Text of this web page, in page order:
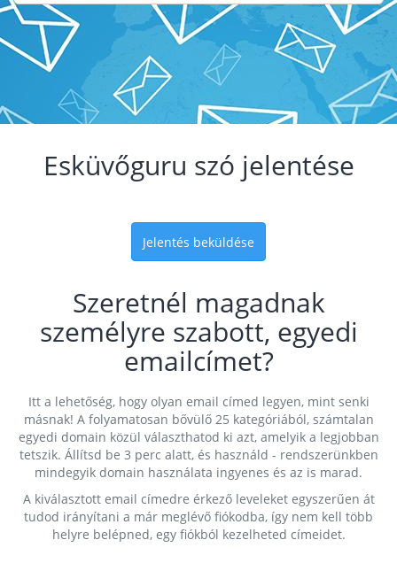
Esküvőguru szó jelentése
Jelentés beküldése
Szeretnél magadnak
személyre szabott, egyedi
emailcímet?
Itt a lehetőség, hogy olyan email címed legyen, mint senki
másnak! A folyamatosan bővülő 25 kategóriából, számtalan
egyedi domain közül választhatod ki azt, amelyik a legjobban
tetszik. Állítsd be 3 perc alatt, és használd - rendszerünkben
mindegyik domain használata ingyenes és az is marad.
A kiválasztott email címedre érkező leveleket egyszerűen át
tudod irányítani a már meglévő fiókodba, így nem kell több
helyre belépned, egy fiókból kezelheted címeidet.